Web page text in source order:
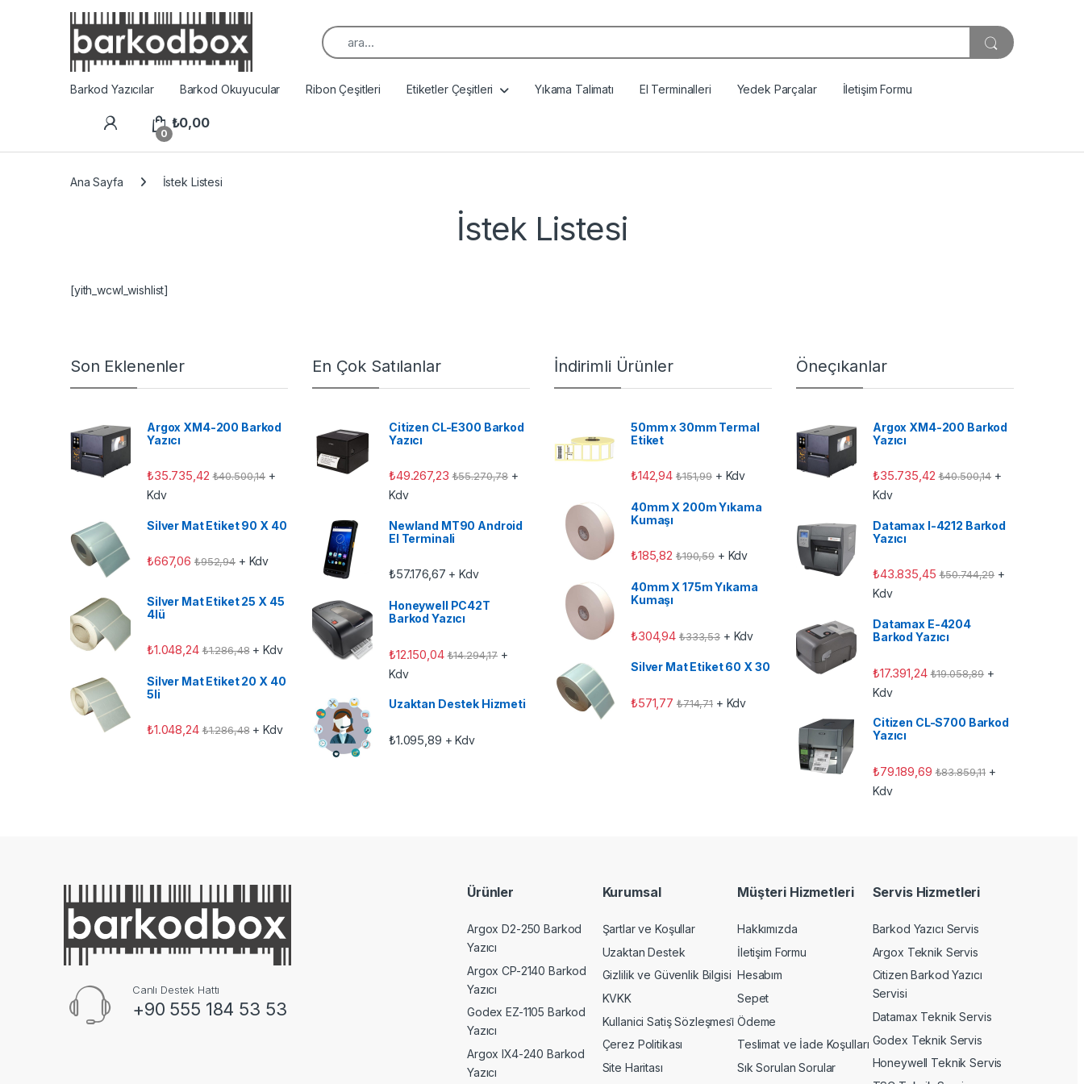
Aramak:
Barkod Yazıcılar Barkod Okuyucular Ribon Çeşitleri Etiketler Çeşitleri Yıkama Talimatı El Terminalleri Yedek Parçalar İletişim Formu
0
₺0,00
Ana Sayfa İstek Listesi
İstek Listesi
[yith_wcwl_wishlist]
Son Eklenenler
Argox XM4-200 Barkod
Yazıcı
₺35.735,42 ₺40.500,14 +
Kdv
Silver Mat Etiket 90 X 40
₺667,06 ₺952,94+ Kdv
Silver Mat Etiket 25 X 45
4lü
₺1.048,24 ₺1.286,48+ Kdv
Silver Mat Etiket 20 X 40
5li
₺1.048,24 ₺1.286,48+ Kdv
En Çok Satılanlar
Citizen CL-E300 Barkod
Yazıcı
₺49.267,23 ₺55.270,78 +
Kdv
Newland MT90 Android
El Terminali
₺57.176,67 + Kdv
Honeywell PC42T
Barkod Yazıcı
₺12.150,04 ₺14.294,17 +
Kdv
Uzaktan Destek Hizmeti
₺1.095,89 + Kdv
İndirimli Ürünler
50mm x 30mm Termal
Etiket
₺142,94 ₺151,99+ Kdv
40mm X 200m Yıkama
Kumaşı
₺185,82 ₺190,59+ Kdv
40mm X 175m Yıkama
Kumaşı
₺304,94 ₺333,53+ Kdv
Silver Mat Etiket 60 X 30
₺571,77 ₺714,71+ Kdv
Öneçıkanlar
Argox XM4-200 Barkod
Yazıcı
₺35.735,42 ₺40.500,14 +
Kdv
Datamax I-4212 Barkod
Yazıcı
₺43.835,45 ₺50.744,29 +
Kdv
Datamax E-4204
Barkod Yazıcı
₺17.391,24 ₺19.058,89 +
Kdv
Citizen CL-S700 Barkod
Yazıcı
₺79.189,69 ₺83.859,11 +
Kdv
Canlı Destek Hattı
+90 555 184 53 53
Ürünler
Argox D2-250 Barkod
Yazıcı
Argox CP-2140 Barkod
Yazıcı
Godex EZ-1105 Barkod
Yazıcı
Argox IX4-240 Barkod
Yazıcı
Kurumsal
Şartlar ve Koşullar
Uzaktan Destek
Gizlilik ve Güvenlik Bilgisi
KVKK
Kullanici Satiş Sözleşmesi̇
Çerez Politikası
Site Haritası
Müşteri Hizmetleri
Hakkımızda
İletişim Formu
Hesabım
Sepet
Ödeme
Teslimat ve İade Koşulları
Sık Sorulan Sorular
Servis Hizmetleri
Barkod Yazıcı Servis
Argox Teknik Servis
Citizen Barkod Yazıcı
Servisi
Datamax Teknik Servis
Godex Teknik Servis
Honeywell Teknik Servis